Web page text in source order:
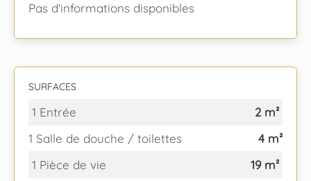
Pas d'informations disponibles
SURFACES
1 Entrée
2 m²
1 Salle de douche / toilettes
4 m²
1 Pièce de vie
19 m²